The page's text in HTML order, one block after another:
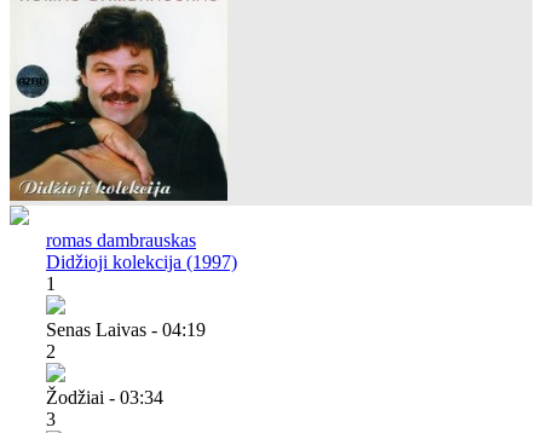
romas dambrauskas
Didžioji kolekcija (1997)
1
Senas Laivas - 04:19
2
Žodžiai - 03:34
3